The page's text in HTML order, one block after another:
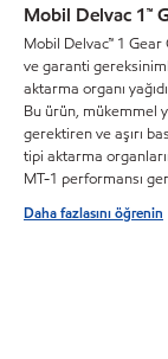
Mobil Delvac 1™
Mobil Delvac™ 1
ve garanti
aktarma organı
Bu ürün, mükemmel
gerektiren ve aşırı
tipi aktarma
MT-1 performansı
Daha fazlasını öğrenin